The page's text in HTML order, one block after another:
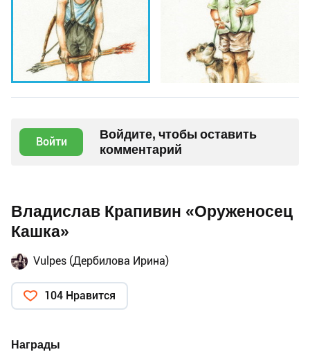
Войти
Войдите, чтобы оставить
комментарий
Владислав Крапивин «Оруженосец
Кашка»
Vulpes (Дербилова Ирина)
104 Нравится
Награды